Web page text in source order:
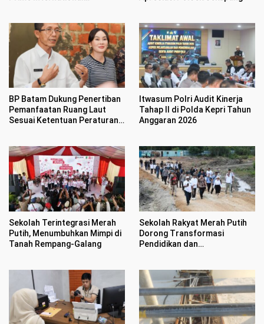
BP Batam Dukung Penertiban
Pemanfaatan Ruang Laut
Sesuai Ketentuan Peraturan
Itwasum Polri Audit Kinerja
Tahap II di Polda Kepri Tahun
Anggaran 2026
Sekolah Terintegrasi Merah
Putih, Menumbuhkan Mimpi di
Tanah Rempang-Galang
Sekolah Rakyat Merah Putih
Dorong Transformasi
Pendidikan dan